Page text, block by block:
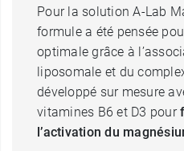
Pour la solution A-Lab
formule a été pensée
optimale grâce à
liposomale et du
développé sur mesure
vitamines B6 et D3 pour
l’activation du